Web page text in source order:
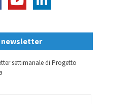
newsletter
settimanale di Progetto